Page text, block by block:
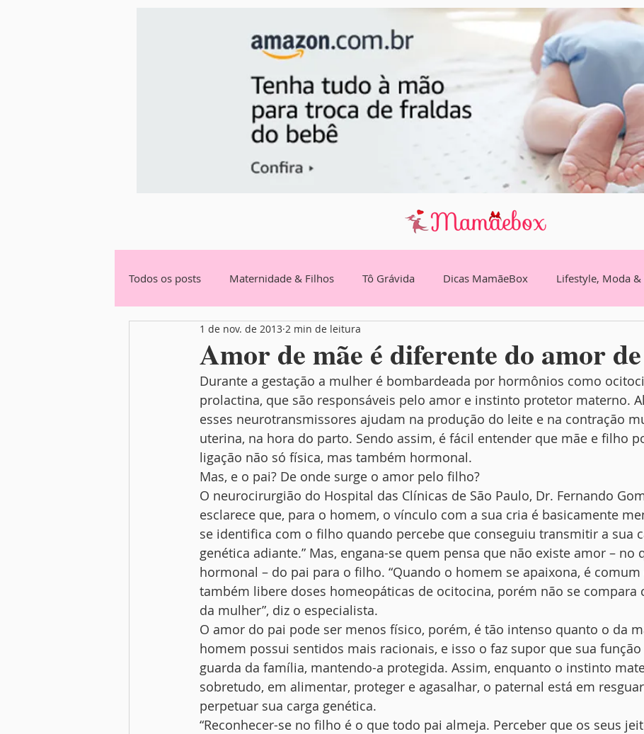
Todos os posts Maternidade & Filhos Tô Grávida Dicas MamãeBox Lifestyle, Moda &
Festas MamãeBox Entrevista
Amor de mãe é diferente do amor
1 de nov. de 2013 2 min de leitura
Durante a gestação a mulher é bombardeada por hormônios como
prolactina, que são responsáveis pelo amor e instinto protetor materno.
esses neurotransmissores ajudam na produção do leite e na contração
uterina, na hora do parto. Sendo assim, é fácil entender que mãe e filho
ligação não só física, mas também hormonal.
Mas, e o pai? De onde surge o amor pelo filho?
O neurocirurgião do Hospital das Clínicas de São Paulo, Dr. Fernando
esclarece que, para o homem, o vínculo com a sua cria é basicamente
se identifica com o filho quando percebe que conseguiu transmitir a sua
genética adiante.” Mas, engana-se quem pensa que não existe amor – no
hormonal – do pai para o filho. “Quando o homem se apaixona, é comum
também libere doses homeopáticas de ocitocina, porém não se compara
da mulher”, diz o especialista.
O amor do pai pode ser menos físico, porém, é tão intenso quanto o da
homem possui sentidos mais racionais, e isso o faz supor que sua
guarda da família, mantendo-a protegida. Assim, enquanto o instinto
sobretudo, em alimentar, proteger e agasalhar, o paternal está em
perpetuar sua carga genética.
“Reconhecer-se no filho é o que todo pai almeja. Perceber que os seus